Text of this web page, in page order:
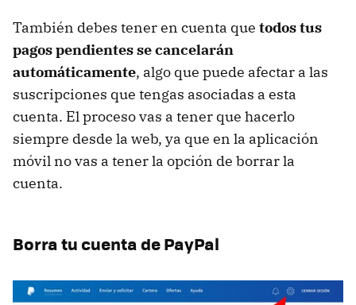
También debes tener en cuenta que todos tus
pagos pendientes se cancelarán
automáticamente, algo que puede afectar a las
suscripciones que tengas asociadas a esta
cuenta. El proceso vas a tener que hacerlo
siempre desde la web, ya que en la aplicación
móvil no vas a tener la opción de borrar la
cuenta.
Borra tu cuenta de PayPal